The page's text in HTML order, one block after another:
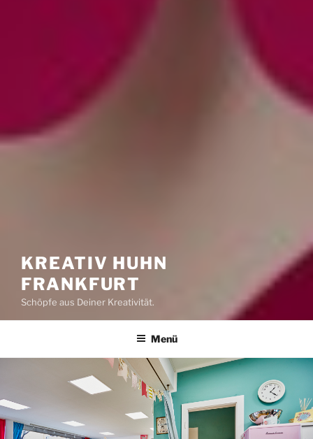
KREATIV HUHN
FRANKFURT
Schöpfe aus Deiner Kreativität.
Menü